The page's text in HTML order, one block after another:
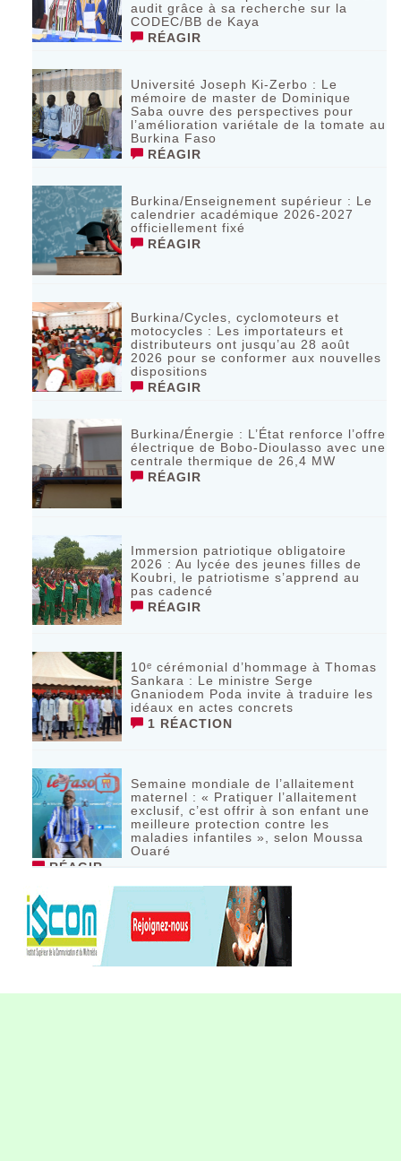
audit grâce à sa recherche sur la
CODEC/BB de Kaya
RÉAGIR
Université Joseph Ki-Zerbo : Le
mémoire de master de Dominique
Saba ouvre des perspectives pour
l’amélioration variétale de la tomate au
Burkina Faso
RÉAGIR
Burkina/Enseignement supérieur : Le
calendrier académique 2026-2027
officiellement fixé
RÉAGIR
Burkina/Cycles, cyclomoteurs et
motocycles : Les importateurs et
distributeurs ont jusqu’au 28 août
2026 pour se conformer aux nouvelles
dispositions
RÉAGIR
Burkina/Énergie : L’État renforce l’offre
électrique de Bobo-Dioulasso avec une
centrale thermique de 26,4 MW
RÉAGIR
Immersion patriotique obligatoire
2026 : Au lycée des jeunes filles de
Koubri, le patriotisme s’apprend au
pas cadencé
RÉAGIR
10ᵉ cérémonial d’hommage à Thomas
Sankara : Le ministre Serge
Gnaniodem Poda invite à traduire les
idéaux en actes concrets
1 RÉACTION
Semaine mondiale de l’allaitement
maternel : « Pratiquer l’allaitement
exclusif, c’est offrir à son enfant une
meilleure protection contre les
maladies infantiles », selon Moussa
Ouaré
RÉAGIR